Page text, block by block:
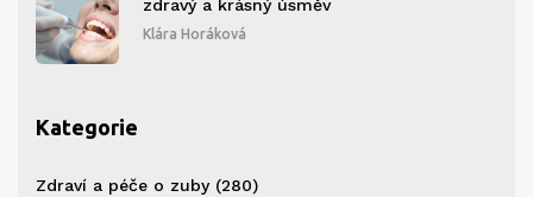
zdravý a krásný úsměv
Klára Horáková
Kategorie
Zdraví a péče o zuby (280)